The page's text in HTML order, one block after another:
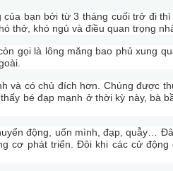
bạn bởi từ 3 tháng cuối trở đi
thở, khó ngủ và điều quan trọng
gọi là lông măng bao phủ xung
và có chủ đích hơn. Chúng được
bé đạp mạnh ở thời kỳ này, bà
động, uốn mình, đạp, quẫy…
cơ phát triển. Đôi khi các cử